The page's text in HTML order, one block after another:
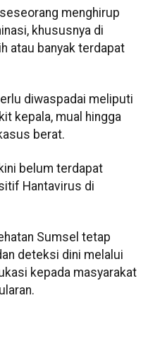
menghirup
khususnya di
atau banyak terdapat
diwaspadai meliputi
kepala, mual hingga
berat.
belum terdapat
Hantavirus di
Sumsel tetap
deteksi dini melalui
kepada masyarakat